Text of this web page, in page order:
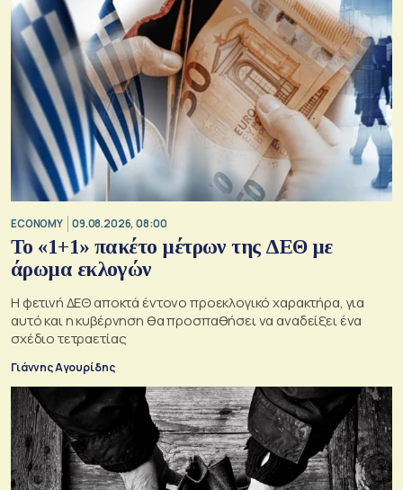
ECONOMY 09.08.2026, 08:00
Το «1+1» πακέτο μέτρων της ΔΕΘ με
άρωμα εκλογών
Η φετινή ΔΕΘ αποκτά έντονο προεκλογικό χαρακτήρα, για
αυτό και η κυβέρνηση θα προσπαθήσει να αναδείξει ένα
σχέδιο τετραετίας
Γιάννης Αγουρίδης